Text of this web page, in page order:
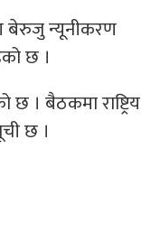
बेरुजु न्यूनीकरण
छ ।
। बैठकमा राष्ट्रिय
छ ।